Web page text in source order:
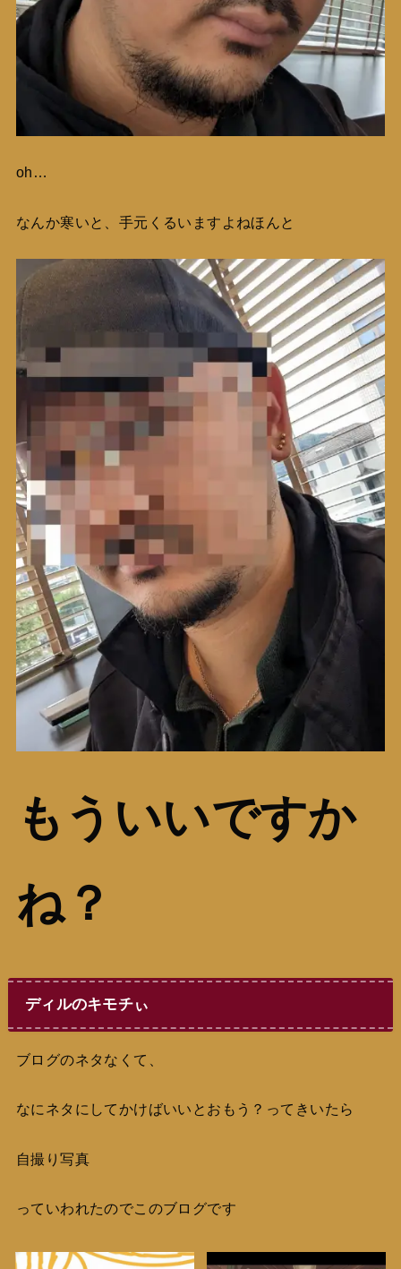
oh…
なんか寒いと、手元くるいますよねほんと
もういいですか
ね？
ディルのキモチぃ
ブログのネタなくて、
なにネタにしてかけばいいとおもう？ってきいたら
自撮り写真
っていわれたのでこのブログです